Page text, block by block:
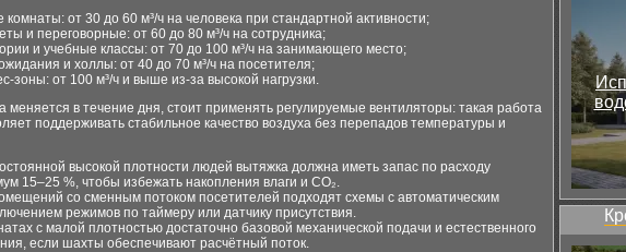
от 30 до 60 м³/ч на человека при стандартной активности;
и переговорные: от 60 до 80 м³/ч на сотрудника;
и учебные классы: от 70 до 100 м³/ч на занимающего место;
и холлы: от 40 до 70 м³/ч на посетителя;
зоны: от 100 м³/ч и выше из-за высокой нагрузки.
меняется в течение дня, стоит применять регулируемые вентиляторы: такая работа
поддерживать стабильное качество воздуха без перепадов температуры и
высокой плотности людей вытяжка должна иметь запас по расходу
15–25 %, чтобы избежать накопления влаги и CO₂.
со сменным потоком посетителей подходят схемы с автоматическим
режимов по таймеру или датчику присутствия.
с малой плотностью достаточно базовой механической подачи и естественного
если шахты обеспечивают расчётный поток.